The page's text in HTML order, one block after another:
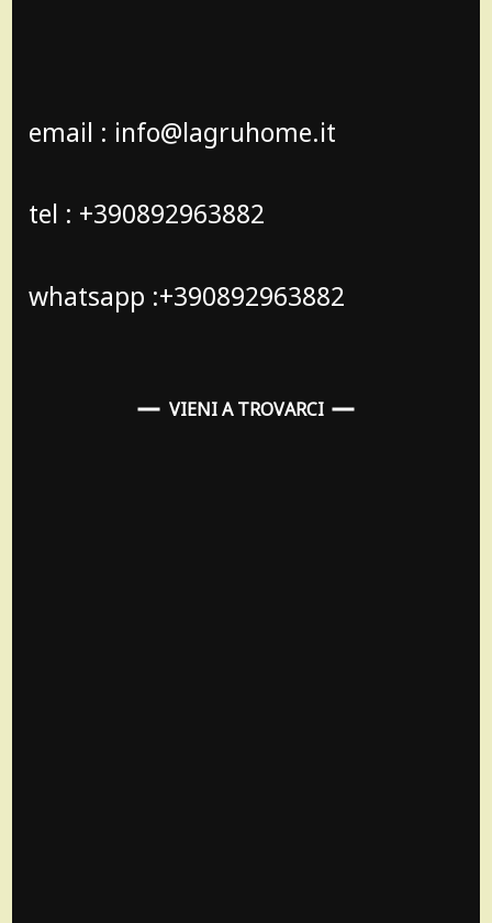
email : info@lagruhome.it
tel : +390892963882
whatsapp :+390892963882
VIENI A TROVARCI